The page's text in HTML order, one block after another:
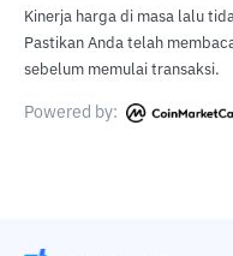
Kinerja harga di masa lalu
Pastikan Anda telah
sebelum memulai transaksi.
Powered by: